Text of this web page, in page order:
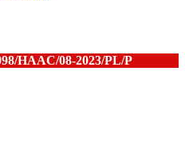
HAAC/08-2023/PL/P